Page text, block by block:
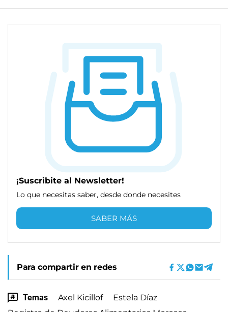
¡Suscribite al Newsletter!
Lo que necesitas saber, desde donde necesites
SABER MÁS
Para compartir en redes
Temas Axel Kicillof
Estela Díaz